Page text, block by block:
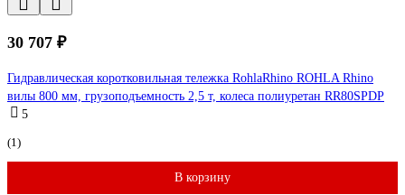
30 707 ₽
Гидравлическая коротковильная тележка RohlaRhino ROHLA Rhino
вилы 800 мм, грузоподъемность 2,5 т, колеса полиуретан RR80SPDP
5
(1)
В корзину